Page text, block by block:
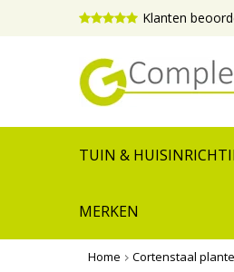
Klanten
TUIN &
MERKEN
Home Cortenstaal